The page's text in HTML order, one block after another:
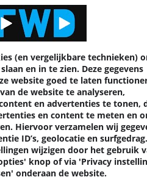
(en vergelijkbare technieken)
en in te zien. Deze gegevens
website goed te laten
de website te analyseren,
en advertenties te tonen,
en content te meten en
Hiervoor verzamelen wij
ID’s, geolocatie en
wijzigen door het gebruik
knop of via 'Privacy
onderaan de website.